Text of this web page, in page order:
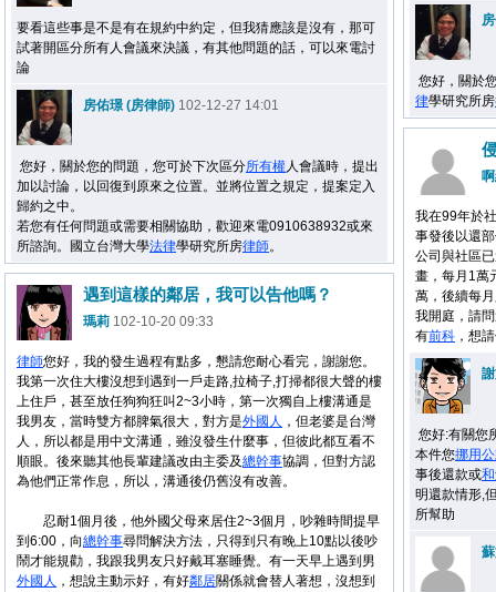
您好，關於
律學研究所房
要看這些事是不是有在規約中約定，但我猜應該是沒有，那可
試著開區分所有人會議來決議，有其他問題的話，可以來電討
論
房佑璟 (房律師) 102-12-27 14:01
您好，關於您的問題，您可於下次區分所有權人會議時，提出
加以討論，以回復到原來之位置。並將位置之規定，提案定入
歸約之中。
若您有任何問題或需要相關協助，歡迎來電0910638932或來
所諮詢。國立台灣大學法律學研究所房律師。
我在99年於
事發後以還
公司與社區
畫，每月1萬
萬，後續每
我開庭，請
有前科 ，想
您好:有關您
本件您挪用
事後還款或
明還款情形,
所幫助
遇到這樣的鄰居，我可以告他嗎？
瑪莉 102-10-20 09:33
律師您好，我的發生過程有點多，懇請您耐心看完，謝謝您。
我第一次住大樓沒想到遇到一戶走路,拉椅子,打掃都很大聲的樓
上住戶，甚至放任狗狗狂叫2~3小時，第一次獨自上樓溝通是
我男友，當時雙方都脾氣很大，對方是外國人 ，但老婆是台灣
人，所以都是用中文溝通，雖沒發生什麼事，但彼此都互看不
順眼。後來聽其他長輩建議改由主委及總幹事協調，但對方認
為他們正常作息，所以，溝通後仍舊沒有改善。
忍耐1個月後，他外國父母來居住2~3個月，吵雜時間提早
到6:00，向總幹事尋問解決方法，只得到只有晚上10點以後吵
鬧才能規勸，我跟我男友只好戴耳塞睡覺。有一天早上遇到男
外國人 ，想說主動示好，有好鄰居關係就會替人著想，沒想到